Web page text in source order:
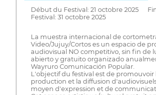
Début du Festival: 21 octobre 2025
Festival: 31 octobre 2025
La muestra internacional de
Video/Jujuy/Cortos es un espacio de
audiovisual NO competitivo, sin fin de
abierto y gratuito organizado
Wayruro Comunicación Popular.
L'objectif du festival est de promouvoir
production et la diffusion
moyen d'expression et de